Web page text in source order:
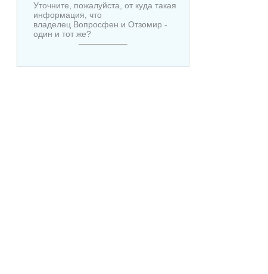
Уточните, пожалуйста, от куда такая
информация, что
владелец Вопросфен и Отзомир -
один и тот же?